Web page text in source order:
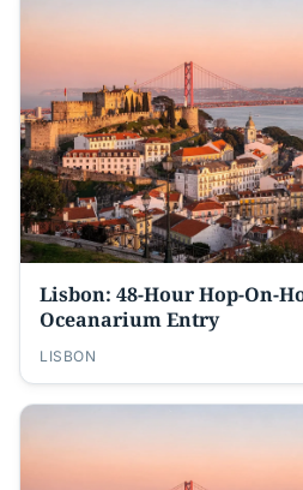
Lisbon: 48-Hour Hop-On-
Oceanarium Entry
LISBON